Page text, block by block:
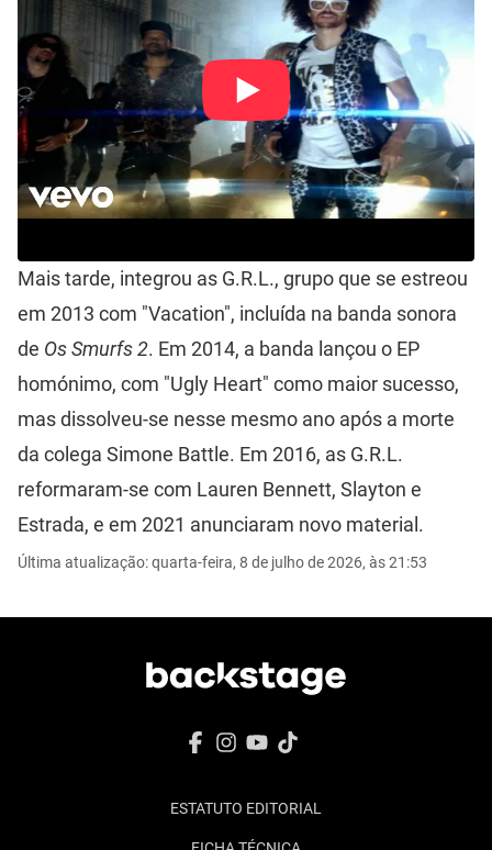
Mais tarde, integrou as G.R.L., grupo que se estreou
em 2013 com "Vacation", incluída na banda sonora
de Os Smurfs 2. Em 2014, a banda lançou o EP
homónimo, com "Ugly Heart" como maior sucesso,
mas dissolveu-se nesse mesmo ano após a morte
da colega Simone Battle. Em 2016, as G.R.L.
reformaram-se com Lauren Bennett, Slayton e
Estrada, e em 2021 anunciaram novo material.
Última atualização: quarta-feira, 8 de julho de 2026, às 21:53
ESTATUTO EDITORIAL